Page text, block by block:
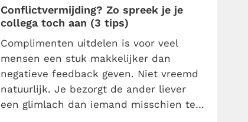
Conflictvermijding? Zo spreek je je
collega toch aan (3 tips)
Complimenten uitdelen is voor veel
mensen een stuk makkelijker dan
negatieve feedback geven. Niet vreemd
natuurlijk. Je bezorgt de ander liever
een glimlach dan iemand misschien te